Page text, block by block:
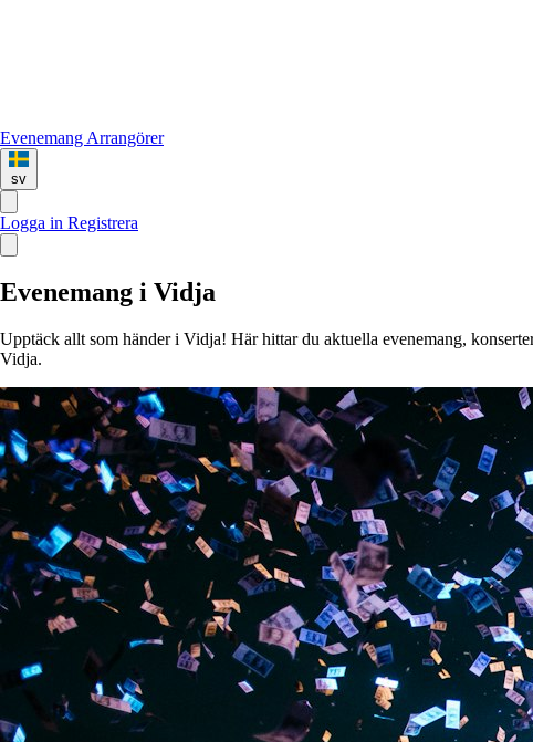
Evenemang Arrangörer
sv
Logga in Registrera
Evenemang i Vidja
Upptäck allt som händer i Vidja! Här hittar du aktuella evenemang,
Vidja.